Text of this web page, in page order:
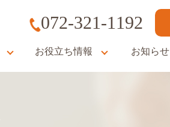
072-321-1192
お役立ち情報 お知らせ